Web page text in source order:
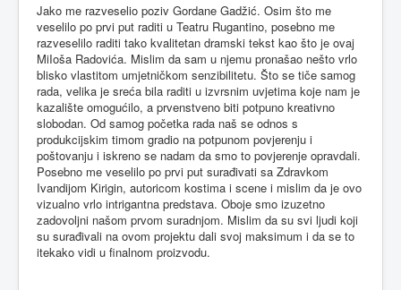
Jako me razveselio poziv Gordane Gadžić. Osim što me
veselilo po prvi put raditi u Teatru Rugantino, posebno me
razveselilo raditi tako kvalitetan dramski tekst kao što je ovaj
MiIoša Radovića. Mislim da sam u njemu pronašao nešto vrlo
blisko vlastitom umjetničkom senzibilitetu. Što se tiče samog
rada, velika je sreća bila raditi u izvrsnim uvjetima koje nam je
kazalište omogućilo, a prvenstveno biti potpuno kreativno
slobodan. Od samog početka rada naš se odnos s
produkcijskim timom gradio na potpunom povjerenju i
poštovanju i iskreno se nadam da smo to povjerenje opravdali.
Posebno me veselilo po prvi put surađivati sa Zdravkom
Ivandijom Kirigin, autoricom kostima i scene i mislim da je ovo
vizualno vrlo intrigantna predstava. Oboje smo izuzetno
zadovoljni našom prvom suradnjom. Mislim da su svi ljudi koji
su surađivali na ovom projektu dali svoj maksimum i da se to
itekako vidi u finalnom proizvodu.